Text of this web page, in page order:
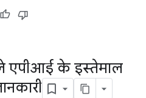
एपीआई के इस्तेमाल